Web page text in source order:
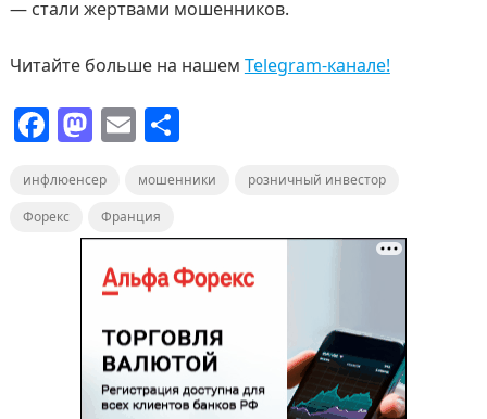
— стали жертвами мошенников.
Читайте больше на нашем Telegram-канале!
F
c
e
M
st
o
d
o
n
E
ai
l
О
п
р
а
в
и
т
ь
инфлюенсер мошенники
розничный инвестор
Форекс
Франция